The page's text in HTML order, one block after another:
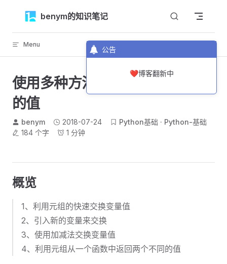
公告
❤️博客翻新中
Skip to contentbenym的知识笔记
Menu 返回顶部
使用多种方法快速交换两个变量
的值
benym 2018-07-24 Python基础
Python-基础
184 个字
1 分钟
概览
1、利用元组的快速交换变量值
2、引入新的变量来交换
3、使用加减法交换变量值
4、利用元组从一个函数中返回两个不同的值